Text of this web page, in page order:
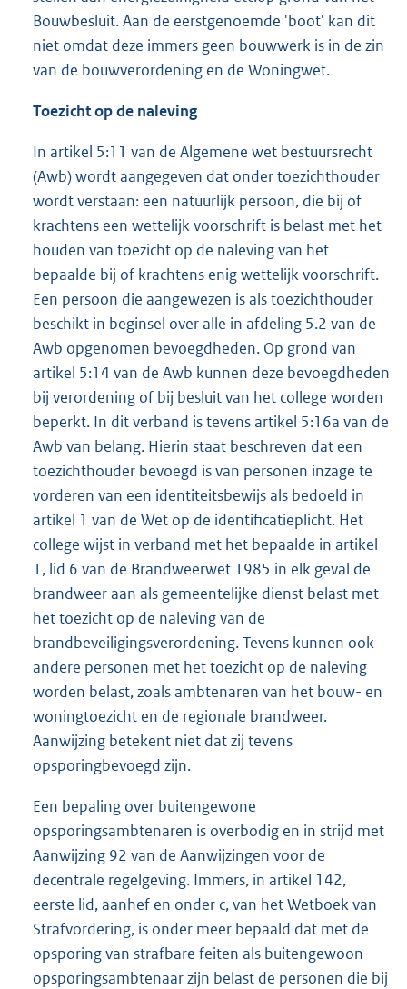
Bouwbesluit. Aan de eerstgenoemde 'boot' kan dit
niet omdat deze immers geen bouwwerk is in de zin
van de bouwverordening en de Woningwet.
Toezicht op de naleving
In artikel 5:11 van de Algemene wet bestuursrecht
(Awb) wordt aangegeven dat onder toezichthouder
wordt verstaan: een natuurlijk persoon, die bij of
krachtens een wettelijk voorschrift is belast met het
houden van toezicht op de naleving van het
bepaalde bij of krachtens enig wettelijk voorschrift.
Een persoon die aangewezen is als toezichthouder
beschikt in beginsel over alle in afdeling 5.2 van de
Awb opgenomen bevoegdheden. Op grond van
artikel 5:14 van de Awb kunnen deze bevoegdheden
bij verordening of bij besluit van het college worden
beperkt. In dit verband is tevens artikel 5:16a van de
Awb van belang. Hierin staat beschreven dat een
toezichthouder bevoegd is van personen inzage te
vorderen van een identiteitsbewijs als bedoeld in
artikel 1 van de Wet op de identificatieplicht. Het
college wijst in verband met het bepaalde in artikel
1, lid 6 van de Brandweerwet 1985 in elk geval de
brandweer aan als gemeentelijke dienst belast met
het toezicht op de naleving van de
brandbeveiligingsverordening. Tevens kunnen ook
andere personen met het toezicht op de naleving
worden belast, zoals ambtenaren van het bouw- en
woningtoezicht en de regionale brandweer.
Aanwijzing betekent niet dat zij tevens
opsporingbevoegd zijn.
Een bepaling over buitengewone
opsporingsambtenaren is overbodig en in strijd met
Aanwijzing 92 van de Aanwijzingen voor de
decentrale regelgeving. Immers, in artikel 142,
eerste lid, aanhef en onder c, van het Wetboek van
Strafvordering, is onder meer bepaald dat met de
opsporing van strafbare feiten als buitengewoon
opsporingsambtenaar zijn belast de personen die bij